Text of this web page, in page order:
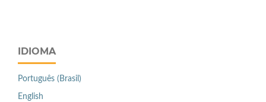
IDIOMA
Português (Brasil)
English